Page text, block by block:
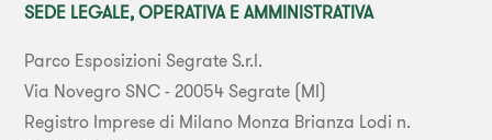
SEDE LEGALE, OPERATIVA E AMMINISTRATIVA
Parco Esposizioni Segrate S.r.l.
Via Novegro SNC - 20054 Segrate (MI)
Registro Imprese di Milano Monza Brianza Lodi n.